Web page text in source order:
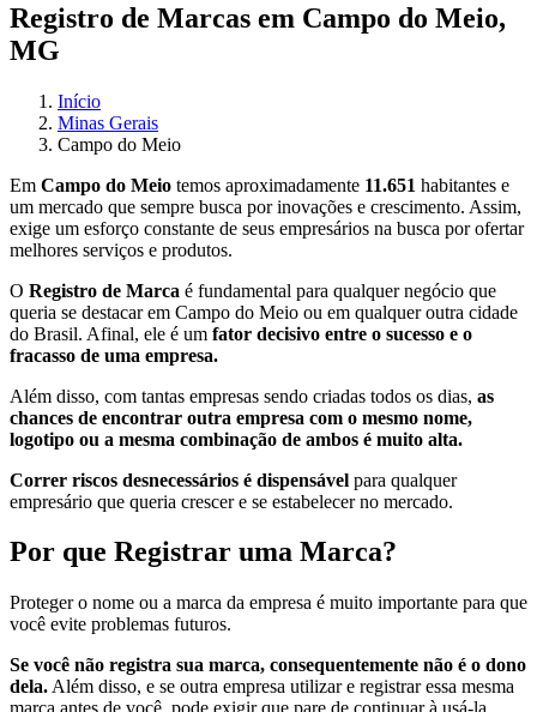
Registro de Marcas em Campo do Meio,
MG
Início
Minas Gerais
Campo do Meio
Em Campo do Meio temos aproximadamente 11.651 habitantes e
um mercado que sempre busca por inovações e crescimento. Assim,
exige um esforço constante de seus empresários na busca por ofertar
melhores serviços e produtos.
O Registro de Marca é fundamental para qualquer negócio que
queria se destacar em Campo do Meio ou em qualquer outra cidade
do Brasil. Afinal, ele é um fator decisivo entre o sucesso e o
fracasso de uma empresa.
Além disso, com tantas empresas sendo criadas todos os dias, as
chances de encontrar outra empresa com o mesmo nome,
logotipo ou a mesma combinação de ambos é muito alta.
Correr riscos desnecessários é dispensável para qualquer
empresário que queria crescer e se estabelecer no mercado.
Por que Registrar uma Marca?
Proteger o nome ou a marca da empresa é muito importante para que
você evite problemas futuros.
Se você não registra sua marca, consequentemente não é o dono
dela. Além disso, e se outra empresa utilizar e registrar essa mesma